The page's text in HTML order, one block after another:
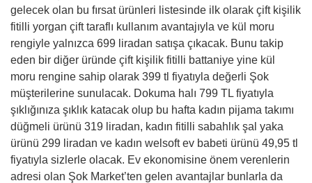
gelecek olan bu fırsat ürünleri listesinde ilk olarak çift kişilik
fitilli yorgan çift taraflı kullanım avantajıyla ve kül moru
rengiyle yalnızca 699 liradan satışa çıkacak. Bunu takip
eden bir diğer üründe çift kişilik fitilli battaniye yine kül
moru rengine sahip olarak 399 tl fiyatıyla değerli Şok
müşterilerine sunulacak. Dokuma halı 799 TL fiyatıyla
şıklığınıza şıklık katacak olup bu hafta kadın pijama takımı
düğmeli ürünü 319 liradan, kadın fitilli sabahlık şal yaka
ürünü 299 liradan ve kadın welsoft ev babeti ürünü 49,95 tl
fiyatıyla sizlerle olacak. Ev ekonomisine önem verenlerin
adresi olan Şok Market’ten gelen avantajlar bunlarla da